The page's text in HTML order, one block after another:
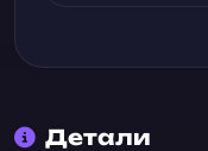
Детали